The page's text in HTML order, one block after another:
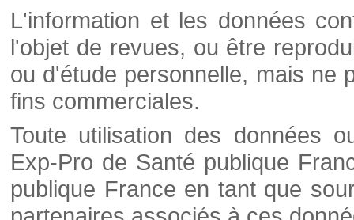
L'information et les données
l'objet de revues, ou être
ou d'étude personnelle, mais ne
fins commerciales.
Toute utilisation des données
Exp-Pro de Santé publique
publique France en tant que